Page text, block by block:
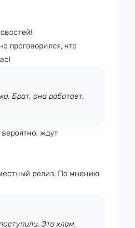
проговорился, что
Брат, она работает.
вероятно, ждут
релиз. По мнению
Это хлам.